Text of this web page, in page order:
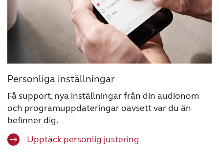
Personliga inställningar
Få support, nya inställningar från din audionom
och programuppdateringar oavsett var du än
befinner dig.
Upptäck personlig justering